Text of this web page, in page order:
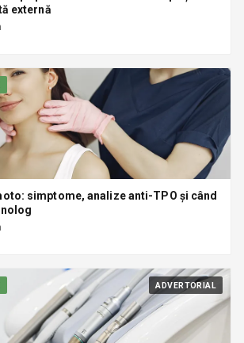
externă
simptome, analize anti-TPO și când
ADVERTORIAL